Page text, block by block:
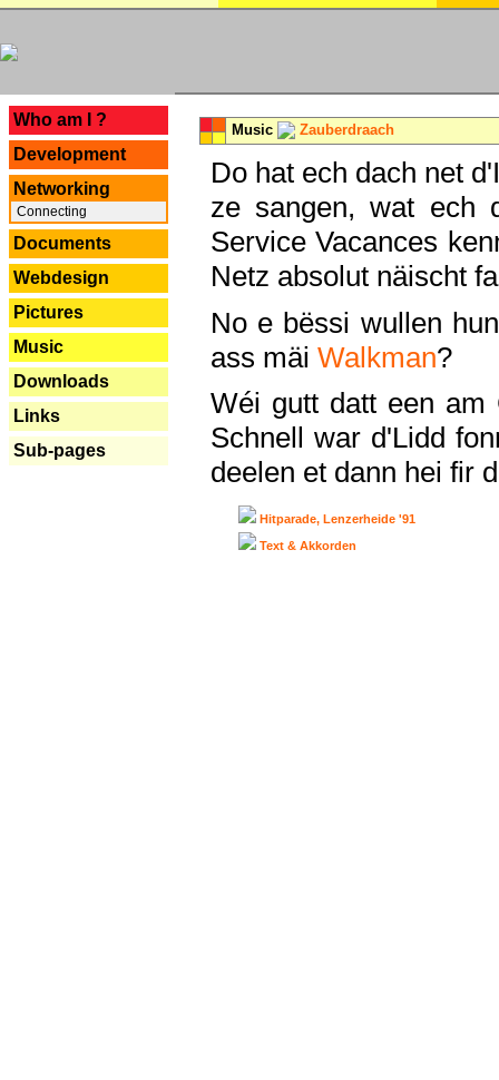
Who am I ?
Development
Networking
Connecting
Documents
Webdesign
Pictures
Music
Downloads
Links
Sub-pages
Music Zauberdraach
Do hat ech dach net
ze sangen, wat ech
Service Vacances
Netz absolut näischt
No e bëssi wullen
ass mäi Walkman?
Wéi gutt datt een am
Schnell war d'Lidd
deelen et dann hei fir
Hitparade, Lenzerheide '91
Text & Akkorden